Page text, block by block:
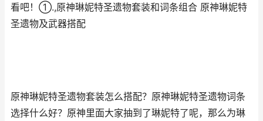
看吧！①.,原神琳妮特圣遗物套装和词条组合 原神琳妮特
圣遗物及武器搭配
原神琳妮特圣遗物套装怎么搭配？原神琳妮特圣遗物词条
选择什么好？原神里面大家抽到了琳妮特了呢，那么为琳